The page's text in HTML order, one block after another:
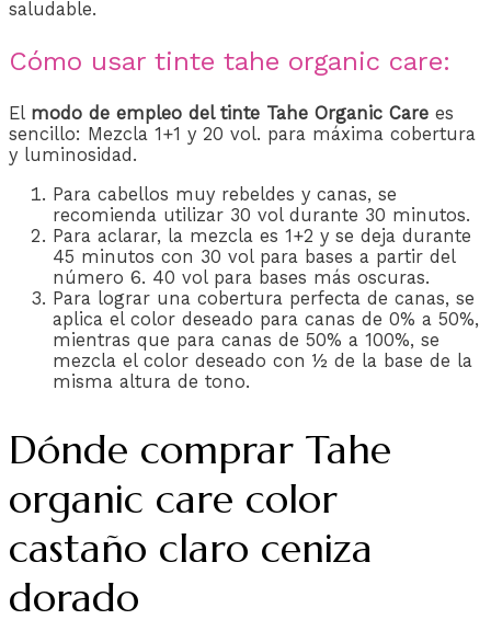
saludable.
Cómo usar tinte tahe organic care:
El modo de empleo del tinte Tahe Organic Care es
sencillo: Mezcla 1+1 y 20 vol. para máxima cobertura
y luminosidad.
Para cabellos muy rebeldes y canas, se
recomienda utilizar 30 vol durante 30 minutos.
Para aclarar, la mezcla es 1+2 y se deja durante
45 minutos con 30 vol para bases a partir del
número 6. 40 vol para bases más oscuras.
Para lograr una cobertura perfecta de canas, se
aplica el color deseado para canas de 0% a 50%,
mientras que para canas de 50% a 100%, se
mezcla el color deseado con ½ de la base de la
misma altura de tono.
Dónde comprar Tahe
organic care color
castaño claro ceniza
dorado